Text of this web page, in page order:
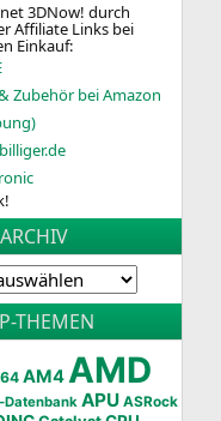
3DNow! durch
Affiliate Links bei
Einkauf:
Zubehör bei Amazon
ARCHIV
THEMEN
AM4AMD
Datenbank APU ASRock